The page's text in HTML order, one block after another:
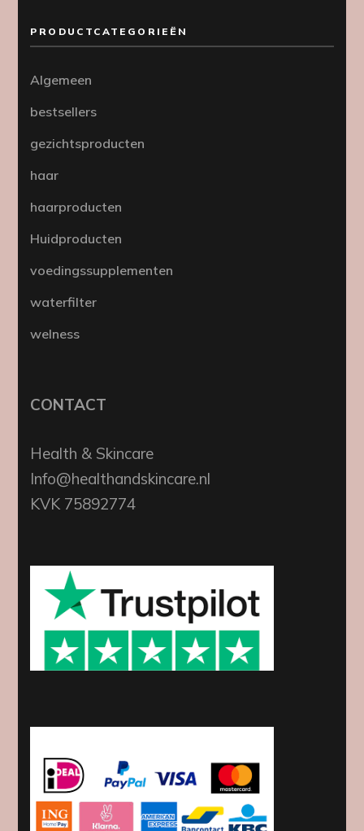
PRODUCTCATEGORIEËN
Algemeen
bestsellers
gezichtsproducten
haar
haarproducten
Huidproducten
voedingssupplementen
waterfilter
welness
CONTACT
Health & Skincare
Info@healthandskincare.nl
KVK 75892774